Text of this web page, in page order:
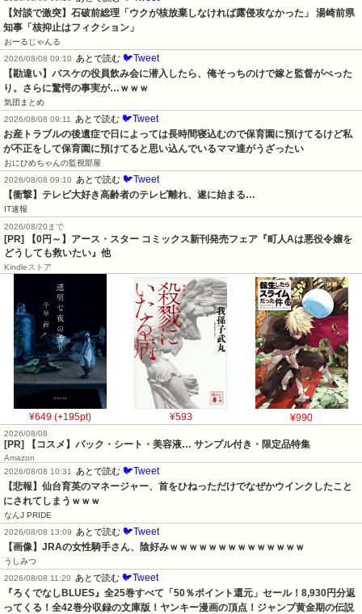
【対談で激突】石破前総理「ウクが核放棄しなければ露侵攻なかった」 湯崎前県
知事「核抑止はフィクション」
おーるじゃんる
2026/08/08 09:10
あとで読む 🐦Tweet
【勘違い】バスケの役員飲み会に潜入したら、俺そっちのけで嫁と監督がべった
り。さらに驚愕の事実が…ｗｗｗ
気団まとめ
2026/08/08 09:11
あとで読む 🐦Tweet
お産トラブルの後遺症で日によっては長時間寝込むので保育園に預けてるけど私
が不正をして保育園に預けてると思い込んでいるママ達がうざったい
おにひめちゃんの監視部屋
2026/08/08 09:10
あとで読む 🐦Tweet
【衝撃】テレビ大好き高齢者のテレビ離れ、遂に始まる…
IT速報
2026/08/20まで
[PR] 【0円～】アース・スター コミックス新刊発売フェア『町人Aは悪役令嬢を
どうしても救いたい』他
Kindleストア
¥649 (+195pt) ¥593 ¥990
2026/08/08
[PR] 【コスメ】パック・シート・美容液… サンプル付き・限定品特集
Amazon
2026/08/08 10:31
あとで読む 🐦Tweet
【悲報】仙台育英のマネージャー、首をひねっただけでなぜかウインクしたこと
にされてしまうｗｗｗ
なんJ PRIDE
2026/08/08 13:09
あとで読む 🐦Tweet
【画像】JRAの女性騎手さん、陰好みｗｗｗｗｗｗｗｗｗｗｗｗｗｗ
うしみつ
2026/08/08 11:20
あとで読む 🐦Tweet
『ろくでなしBLUES』全25巻すべて「50％ポイント還元」セール！8,930円分返
ってくる！全42巻分収録の文庫版！ヤンキー漫画の頂点！ジャンプ黄金期の伝説